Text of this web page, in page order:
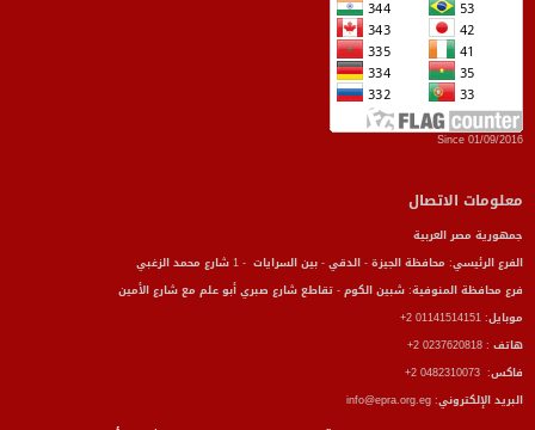
Since 01/09/2016
معلومات الاتصال
جمهورية مصر العربية
الفرع الرئيسي: محافظة الجيزة - الدقي - بين السرايات - 1 شارع محمد الزغبي
فرع محافظة المنوفية: شبين الكوم - تقاطع شارع صبري أبو علم مع شارع الأمين
موبايل: 01141514151 2+
هاتف : 0237620818 2+
فاكس: 0482310073 2+
البريد الإلكتروني: info@epra.org.eg